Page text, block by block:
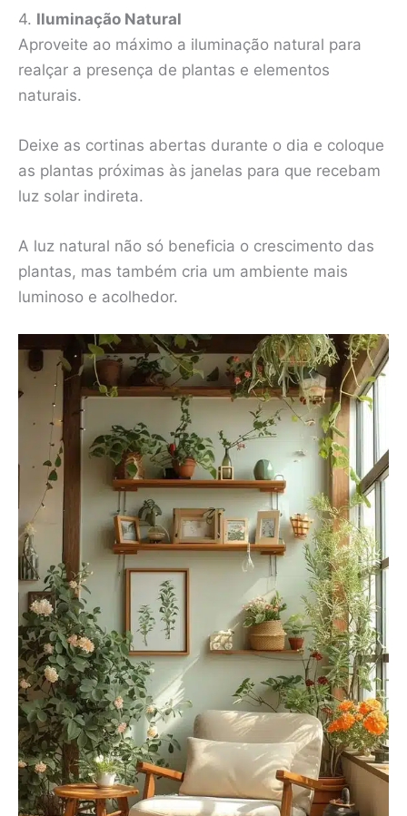
4. Iluminação Natural
Aproveite ao máximo a iluminação natural para
realçar a presença de plantas e elementos
naturais.
Deixe as cortinas abertas durante o dia e coloque
as plantas próximas às janelas para que recebam
luz solar indireta.
A luz natural não só beneficia o crescimento das
plantas, mas também cria um ambiente mais
luminoso e acolhedor.